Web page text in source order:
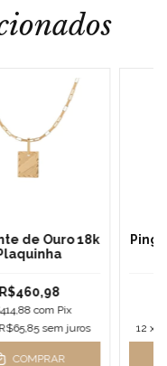
de Ouro 18k
R$460,98
com Pix
R$65,85 sem juros
COMPRAR
12 x